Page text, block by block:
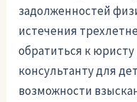
задолженностей
истечения
обратиться к
консультанту для
возможности